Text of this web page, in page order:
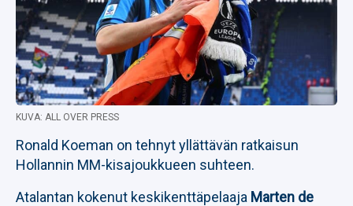
KUVA: ALL OVER PRESS
Ronald Koeman on tehnyt yllättävän ratkaisun
Hollannin MM-kisajoukkueen suhteen.
Atalantan kokenut keskikenttäpelaaja Marten de